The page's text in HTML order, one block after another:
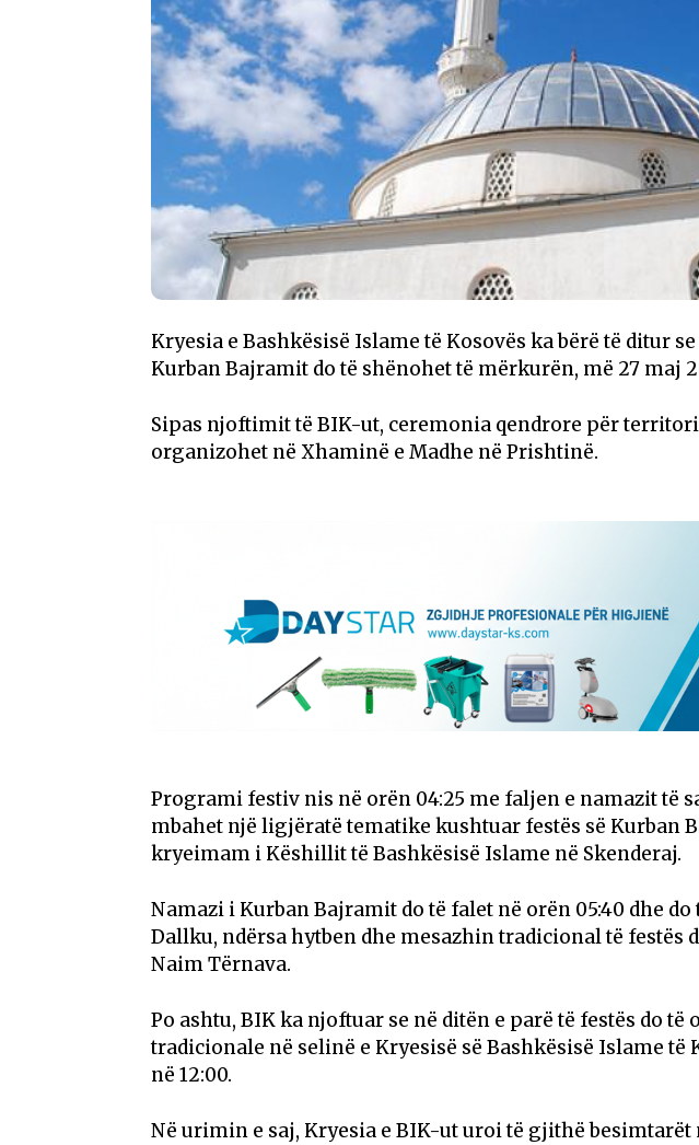
Kryesia e Bashkësisë Islame të Kosovës ka bërë të ditur
Kurban Bajramit do të shënohet të mërkurën, më 27 maj
Sipas njoftimit të BIK-ut, ceremonia qendrore për
organizohet në Xhaminë e Madhe në Prishtinë.
Programi festiv nis në orën 04:25 me faljen e namazit të
mbahet një ligjëratë tematike kushtuar festës së Kurban
kryeimam i Këshillit të Bashkësisë Islame në Skenderaj.
Namazi i Kurban Bajramit do të falet në orën 05:40 dhe
Dallku, ndërsa hytben dhe mesazhin tradicional të festës
Naim Tërnava.
Po ashtu, BIK ka njoftuar se në ditën e parë të festës do
tradicionale në selinë e Kryesisë së Bashkësisë Islame të
në 12:00.
Në urimin e saj, Kryesia e BIK-ut uroi të gjithë